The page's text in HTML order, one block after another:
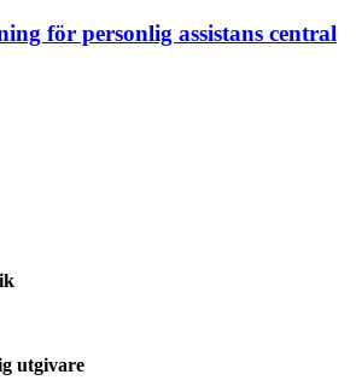
för personlig assistans central
utgivare